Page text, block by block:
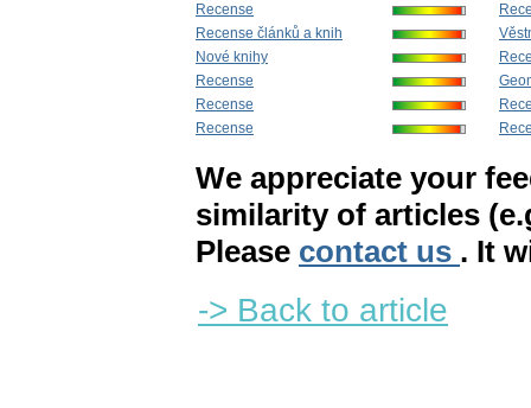
Recense
Recense článků a knih
Nové knihy
Recense
Recense
Recense
We appreciate your
similarity of articles
Please contact us . It
-> Back to article